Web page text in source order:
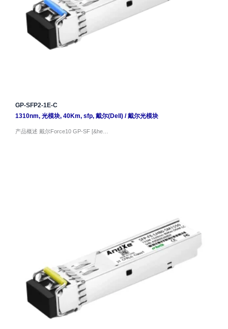
GP-SFP2-1E-C
1310nm, 光模块, 40Km, sfp, 戴尔(Dell)/戴尔光模块
产品概述 戴尔Force10 GP-SF [&he…